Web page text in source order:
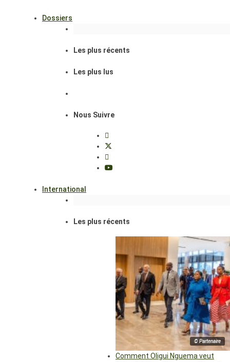
Dossiers
Les plus récents
Les plus lus
Nous Suivre
International
Les plus récents
© Partenaire
Comment Oligui Nguema veut